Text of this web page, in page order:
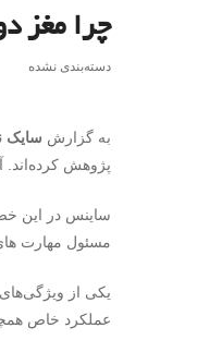
چرا مغز
دسته‌بندی نشده
به گزارش سایک
پژوهش کرده‌اند.
ساینس در این
مسئول مهارت
یکی از
عملکرد خاص